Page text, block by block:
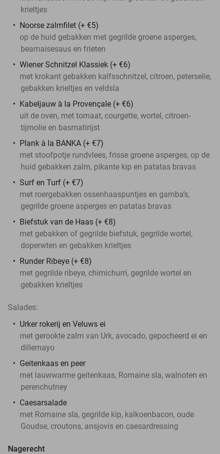
krieltjes
Noorse zalmfilet (+ €5)
op de huid gebakken met gegrilde groene asperges,
bearnaisesaus en frieten
Wiener Schnitzel Klassiek (+ €6)
met krokant gebakken kalfsschnitzel, citroen, peterselie,
gebakken krieltjes en veldsla
Kabeljauw à la Provençale (+ €6)
uit de oven, met tomaat, courgette, wortel, citroen-
tijmolie en basmatirijst
Plank à la BANKA (+ €7)
met stoofpotje rundvlees, frisse groene asperges, op de
huid gebakken zalm, pikante kip en patatas bravas
Surf en Turf (+ €7)
met roergebakken ossenhaaspuntjes en gamba’s,
gegrilde groene asperges en patatas bravas
Biefstuk van de Haas (+ €8)
met gebakken of gegrilde biefstuk, gegrilde wortel,
doperwten en gebakken krieltjes
Runder Ribeye (+ €8)
met gegrilde ribeye, chimichurri, gegrilde wortel en
gebakken krieltjes
Salades:
Urker rokerij en Veluws ei
met gerookte zalm van Urk, avocado, gepocheerd ei en
dillemayo
Geitenkaas en peer
met lauwwarme geitenkaas, Romaine sla, walnoten en
perenchutney
Caesarsalade
met Romaine sla, gegrilde kip, kalkoenbacon, oude
Goudse, croutons, ansjovis en caesardressing
Nagerecht